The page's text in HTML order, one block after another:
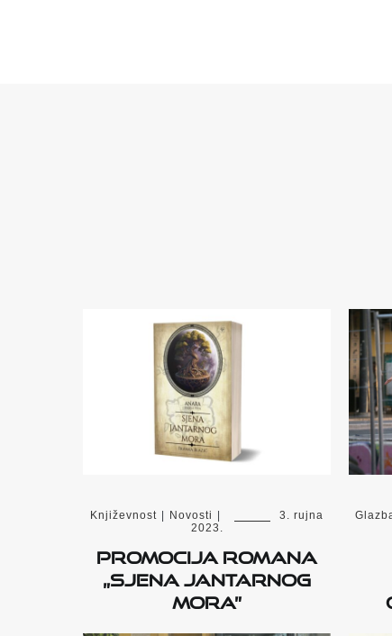
Književnost | Novosti |
3. rujna
2023.
Promocija romana
„Sjena Jantarnog
mora”